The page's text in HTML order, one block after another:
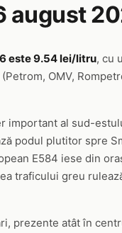
august
este 9.54 lei/litru, cu
OMV,
important al sud-
podul plutitor spre
E584 iese din
traficului greu
prezente atât în